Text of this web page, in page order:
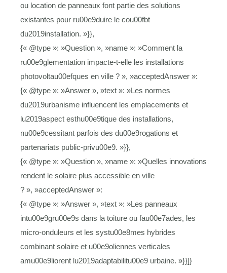
ou location de panneaux font partie des solutions
existantes pour ru00e9duire le cou00fbt
du2019installation. »}},
{« @type »: »Question », »name »: »Comment la
ru00e9glementation impacte-t-elle les installations
photovoltau00efques en ville ? », »acceptedAnswer »:
{« @type »: »Answer », »text »: »Les normes
du2019urbanisme influencent les emplacements et
lu2019aspect esthu00e9tique des installations,
nu00e9cessitant parfois des du00e9rogations et
partenariats public-privu00e9. »}},
{« @type »: »Question », »name »: »Quelles innovations
rendent le solaire plus accessible en ville
? », »acceptedAnswer »:
{« @type »: »Answer », »text »: »Les panneaux
intu00e9gru00e9s dans la toiture ou fau00e7ades, les
micro-onduleurs et les systu00e8mes hybrides
combinant solaire et u00e9oliennes verticales
amu00e9liorent lu2019adaptabilitu00e9 urbaine. »}}]}